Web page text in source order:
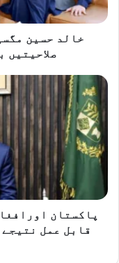
ن
م
ک
م
ل
ی
ا
خالد حسین
صلاحیتیں
پ
ک
ا
و
پاکستان
قابل عمل